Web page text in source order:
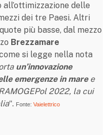
delle
dei tre Paesi. Altri
più basse, dal mezzo
Brezzamare
si legge nella nota
un’innovazione
emergenze in maree
2022, la cui
“. Fonte: Vaielettrico